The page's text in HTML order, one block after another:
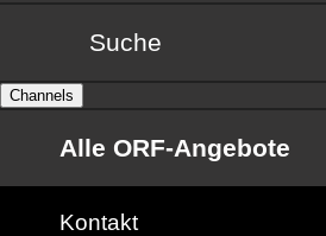
Suche
Channels
Alle ORF-Angebote
Kontakt